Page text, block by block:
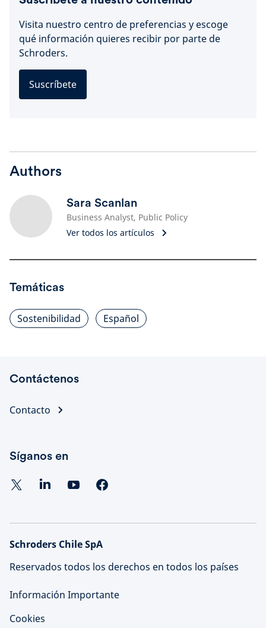
Visita nuestro centro de preferencias y escoge
qué información quieres recibir por parte de
Schroders.
Suscríbete
Authors
Sara Scanlan
Business Analyst, Public Policy
Ver todos los artículos
Temáticas
Sostenibilidad Español
Contáctenos
Contacto
Síganos en
Schroders Chile SpA
Reservados todos los derechos en todos los países
Información Importante
Cookies